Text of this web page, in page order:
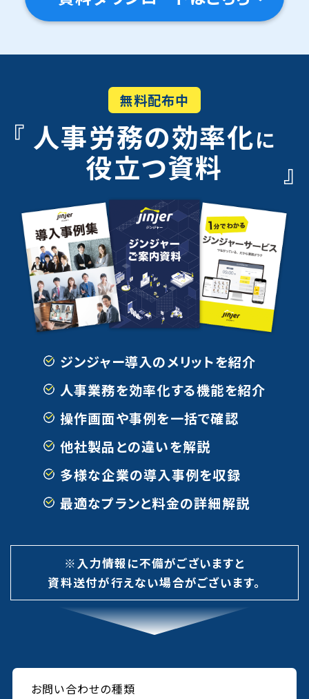
無料配布中
人事労務の効率化に
役立つ資料
ジンジャー導入のメリットを紹介
人事業務を効率化する機能を紹介
操作画面や事例を一括で確認
他社製品との違いを解説
多様な企業の導入事例を収録
最適なプランと料金の詳細解説
※入力情報に不備がございますと
資料送付が行えない場合がございます。
お問い合わせの種類